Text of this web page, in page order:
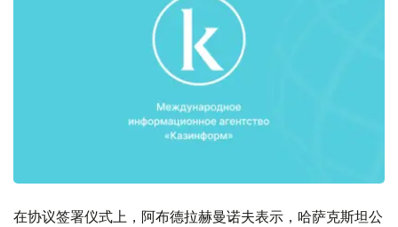
在协议签署仪式上，阿布德拉赫曼诺夫表示，哈萨克斯坦公